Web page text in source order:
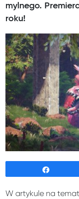
mylnego.
roku!
W artykule na